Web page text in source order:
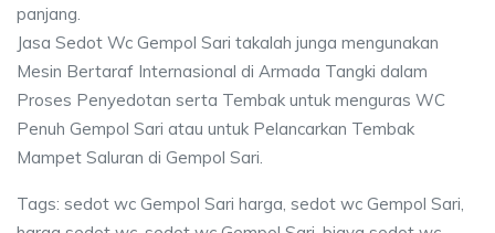
panjang.
Jasa Sedot Wc Gempol Sari takalah junga mengunakan
Mesin Bertaraf Internasional di Armada Tangki dalam
Proses Penyedotan serta Tembak untuk menguras WC
Penuh Gempol Sari atau untuk Pelancarkan Tembak
Mampet Saluran di Gempol Sari.
Tags: sedot wc Gempol Sari harga, sedot wc Gempol Sari,